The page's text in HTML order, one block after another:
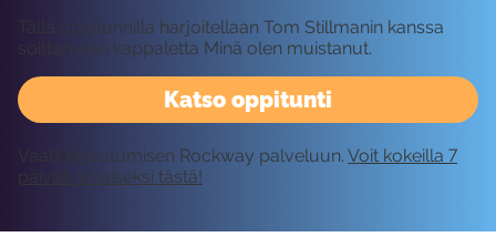
Katso oppitunti
Tällä oppitunnilla harjoitellaan Tom Stillmanin kanssa
soittamaan kappaletta Minä olen muistanut.
Vaatii kirjautumisen Rockway palveluun. Voit kokeilla 7
päivää ilmaiseksi tästä!